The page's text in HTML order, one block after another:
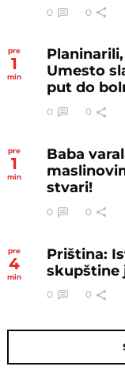
0 0
pre
1
min
Planinarili,
Umesto
put do
0 0
pre
1
min
Baba
stvari!
0 0
pre
4
min
Priština:
skupštine
0 0